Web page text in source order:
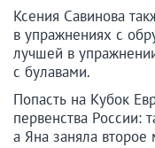
Ксения Савинова
в упражнениях с
лучшей в
с булавами.
Попасть на Кубок
первенства России:
а Яна заняла второе